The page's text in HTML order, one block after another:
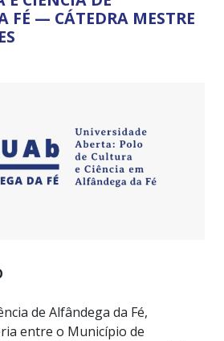
FÉ — CÁTEDRA MESTRE
de Alfândega da Fé,
entre o Município de